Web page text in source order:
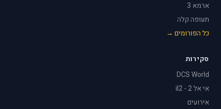
ארמא 3
תעופה קלה
כל הפורומים →
סקירות
DCS World
אי אל 2 - il2
אירועים